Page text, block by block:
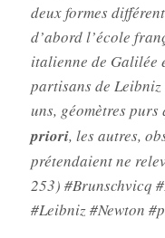
deux formes
d’abord l’école
italienne de Galilée
partisans de
uns, géomètres
priori, les autres,
prétendaient ne
253) #Brunschvicq
#Leibniz #Newton